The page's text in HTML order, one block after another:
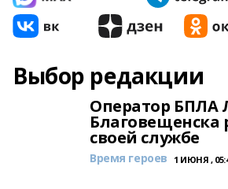
Выбор редакции
Оператор БПЛА
Благовещенска
своей службе
Время героев 1 ИЮНЯ ,